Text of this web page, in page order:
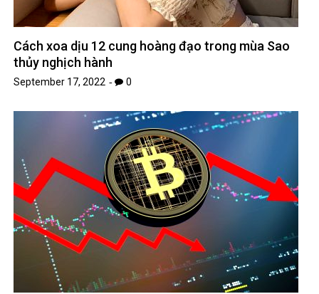
Cách xoa dịu 12 cung hoàng đạo trong mùa Sao
thủy nghịch hành
September 17, 2022 0